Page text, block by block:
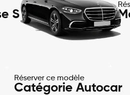
S
Réserver ce modèle
Catégorie Autocar